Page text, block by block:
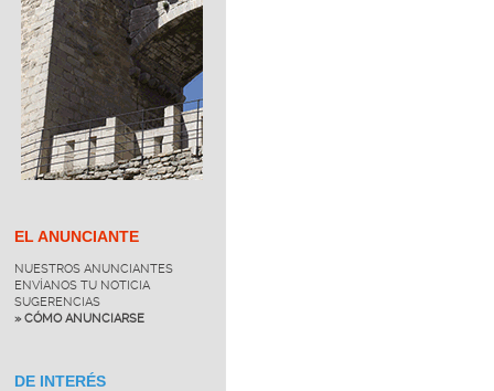
EL ANUNCIANTE
NUESTROS ANUNCIANTES
ENVÍANOS TU NOTICIA
SUGERENCIAS
» CÓMO ANUNCIARSE
DE INTERÉS